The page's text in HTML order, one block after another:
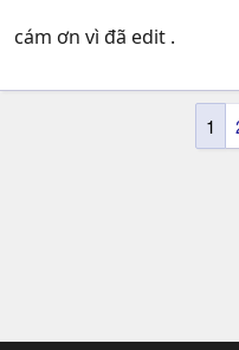
cám ơn vì đã edit .
1